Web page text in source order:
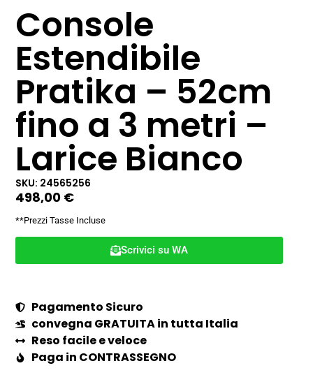
Console
Estendibile
Pratika – 52cm
fino a 3 metri –
Larice Bianco
SKU: 24565256
498,00 €
**Prezzi Tasse Incluse
Scrivici su WA
Pagamento Sicuro
convegna GRATUITA in tutta Italia
Reso facile e veloce
Paga in CONTRASSEGNO